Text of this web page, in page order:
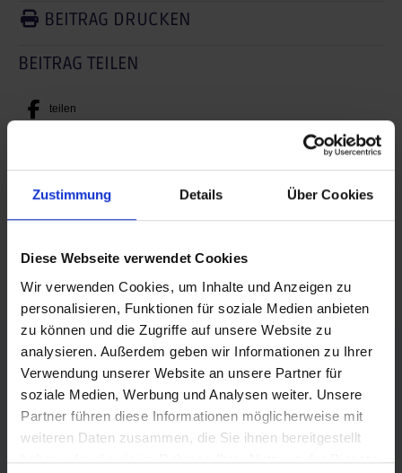
Zustimmung Details Über Cookies
Diese Webseite verwendet Cookies
Wir verwenden Cookies, um Inhalte und Anzeigen zu
personalisieren, Funktionen für soziale Medien anbieten
zu können und die Zugriffe auf unsere Website zu
analysieren. Außerdem geben wir Informationen zu Ihrer
Verwendung unserer Website an unsere Partner für
soziale Medien, Werbung und Analysen weiter. Unsere
Partner führen diese Informationen möglicherweise mit
weiteren Daten zusammen, die Sie ihnen bereitgestellt
haben oder die sie im Rahmen Ihrer Nutzung der Dienste
BEITRAG DRUCKEN
BEITRAG TEILEN
teilen
mail
FÖRDERER DES SPORTS IN SACHSEN-ANHALT